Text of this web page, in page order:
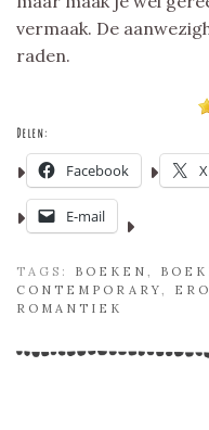
vermaak. De
raden.
Delen:
Facebook X
E-mail
TAGS: BOEKEN
CONTEMPORARY
ROMANTIEK